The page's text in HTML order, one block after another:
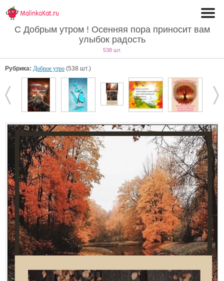
С Добрым утром ! Осенняя пора приносит вам
улыбок радость
538 шт.
Рубрика: Доброе утро (538 шт.)